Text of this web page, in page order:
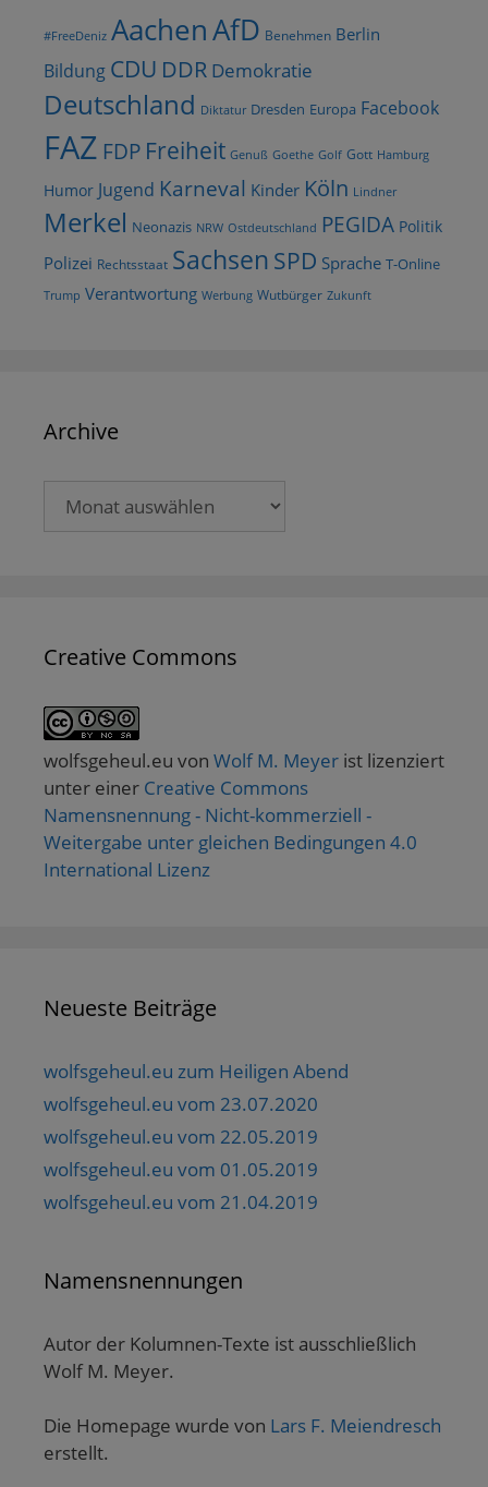
#FreeDeniz AachenAfD Benehmen Berlin
Bildung CDU DDR Demokratie
Deutschland Diktatur Dresden Europa Facebook
FAZ FDP Freiheit Genuß Goethe Golf Gott Hamburg
Humor Jugend Karneval Kinder Köln Lindner
Merkel Neonazis NRW Ostdeutschland PEGIDA Politik
Polizei Rechtsstaat Sachsen SPD Sprache T-Online
Trump Verantwortung Werbung Wutbürger Zukunft
Archive
Creative Commons
wolfsgeheul.eu von Wolf M. Meyer ist lizenziert
unter einer Creative Commons
Namensnennung - Nicht-kommerziell -
Weitergabe unter gleichen Bedingungen 4.0
International Lizenz
Neueste Beiträge
wolfsgeheul.eu zum Heiligen Abend
wolfsgeheul.eu vom 23.07.2020
wolfsgeheul.eu vom 22.05.2019
wolfsgeheul.eu vom 01.05.2019
wolfsgeheul.eu vom 21.04.2019
Namensnennungen
Autor der Kolumnen-Texte ist ausschließlich
Wolf M. Meyer.
Die Homepage wurde von Lars F. Meiendresch
erstellt.